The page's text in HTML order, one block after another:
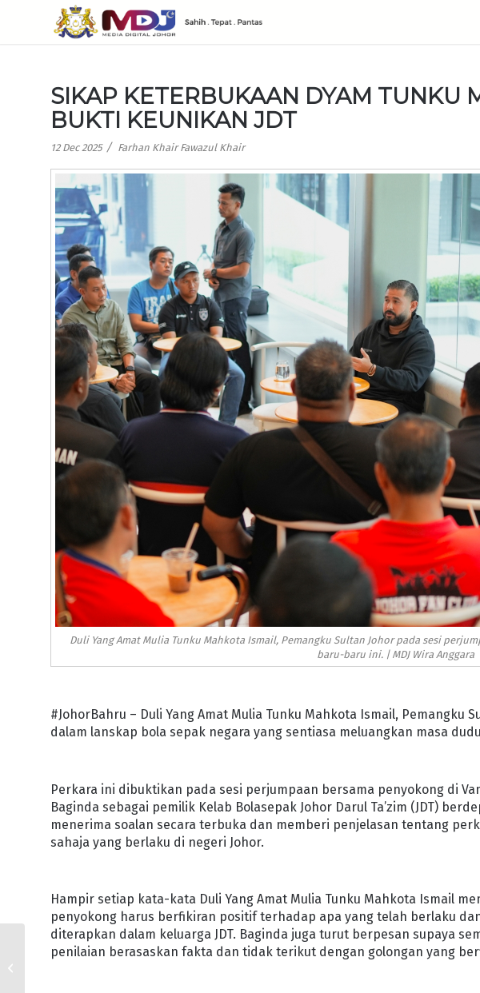
SIKAP KETERBUKAAN DYAM TUNKU
BUKTI KEUNIKAN JDT
12 Dec 2025 / Farhan Khair Fawazul Khair
Duli Yang Amat Mulia Tunku Mahkota Ismail, Pemangku Sultan Johor pada sesi
baru-baru ini. | MDJ Wira Anggara
#JohorBahru – Duli Yang Amat Mulia Tunku Mahkota Ismail, Pemangku
dalam lanskap bola sepak negara yang sentiasa meluangkan masa
Perkara ini dibuktikan pada sesi perjumpaan bersama penyokong di
Baginda sebagai pemilik Kelab Bolasepak Johor Darul Ta’zim (JDT)
menerima soalan secara terbuka dan memberi penjelasan tentang
sahaja yang berlaku di negeri Johor.
Hampir setiap kata-kata Duli Yang Amat Mulia Tunku Mahkota Ismail
penyokong harus berfikiran positif terhadap apa yang telah berlaku
diterapkan dalam keluarga JDT. Baginda juga turut berpesan supaya
penilaian berasaskan fakta dan tidak terikut dengan golongan yang
37 PESERTA BERGELAR